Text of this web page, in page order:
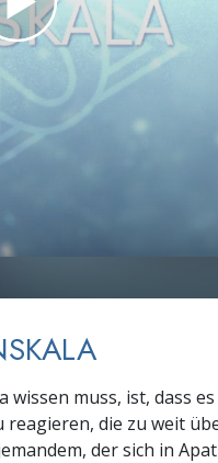
wissen muss, ist, dass
die zu weit
der sich in